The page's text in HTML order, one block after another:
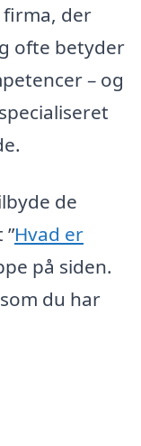
der
ofte betyder
– og
de
Hvad er
på siden.
du har